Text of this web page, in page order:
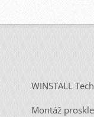
WINSTALL
Montáž